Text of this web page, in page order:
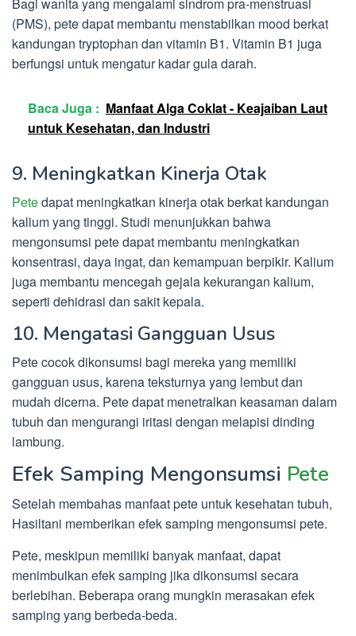
(PMS), pete dapat membantu menstabilkan mood berkat
kandungan tryptophan dan vitamin B1. Vitamin B1 juga
berfungsi untuk mengatur kadar gula darah.
Baca Juga : Manfaat Alga Coklat - Keajaiban Laut
untuk Kesehatan, dan Industri
9. Meningkatkan Kinerja Otak
Petedapat meningkatkan kinerja otak berkat kandungan
kalium yang tinggi. Studi menunjukkan bahwa
mengonsumsi pete dapat membantu meningkatkan
konsentrasi, daya ingat, dan kemampuan berpikir. Kalium
juga membantu mencegah gejala kekurangan kalium,
seperti dehidrasi dan sakit kepala.
10. Mengatasi Gangguan Usus
Pete cocok dikonsumsi bagi mereka yang memiliki
gangguan usus, karena teksturnya yang lembut dan
mudah dicerna. Pete dapat menetralkan keasaman dalam
tubuh dan mengurangi iritasi dengan melapisi dinding
lambung.
Efek Samping Mengonsumsi Pete
Setelah membahas manfaat pete untuk kesehatan tubuh,
Hasiltani memberikan efek samping mengonsumsi pete.
Pete, meskipun memiliki banyak manfaat, dapat
menimbulkan efek samping jika dikonsumsi secara
berlebihan. Beberapa orang mungkin merasakan efek
samping yang berbeda-beda.